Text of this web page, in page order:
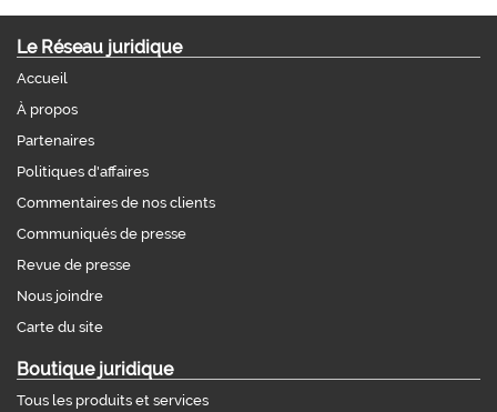
Le Réseau juridique
Accueil
À propos
Partenaires
Politiques d'affaires
Commentaires de nos clients
Communiqués de presse
Revue de presse
Nous joindre
Carte du site
Boutique juridique
Tous les produits et services